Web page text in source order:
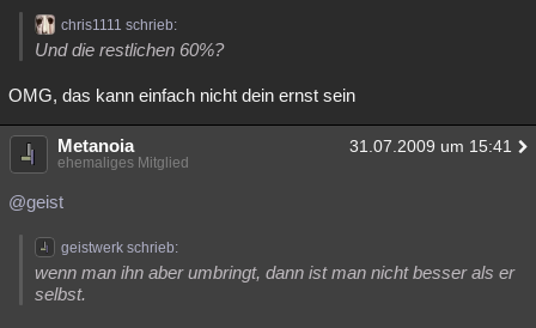
chris1111 schrieb:
Und die restlichen 60%?
OMG, das kann einfach nicht dein ernst sein
Metanoia 31.07.2009 um 15:41
ehemaliges Mitglied
@geist
geistwerk schrieb:
wenn man ihn aber umbringt, dann ist man nicht besser als er
selbst.